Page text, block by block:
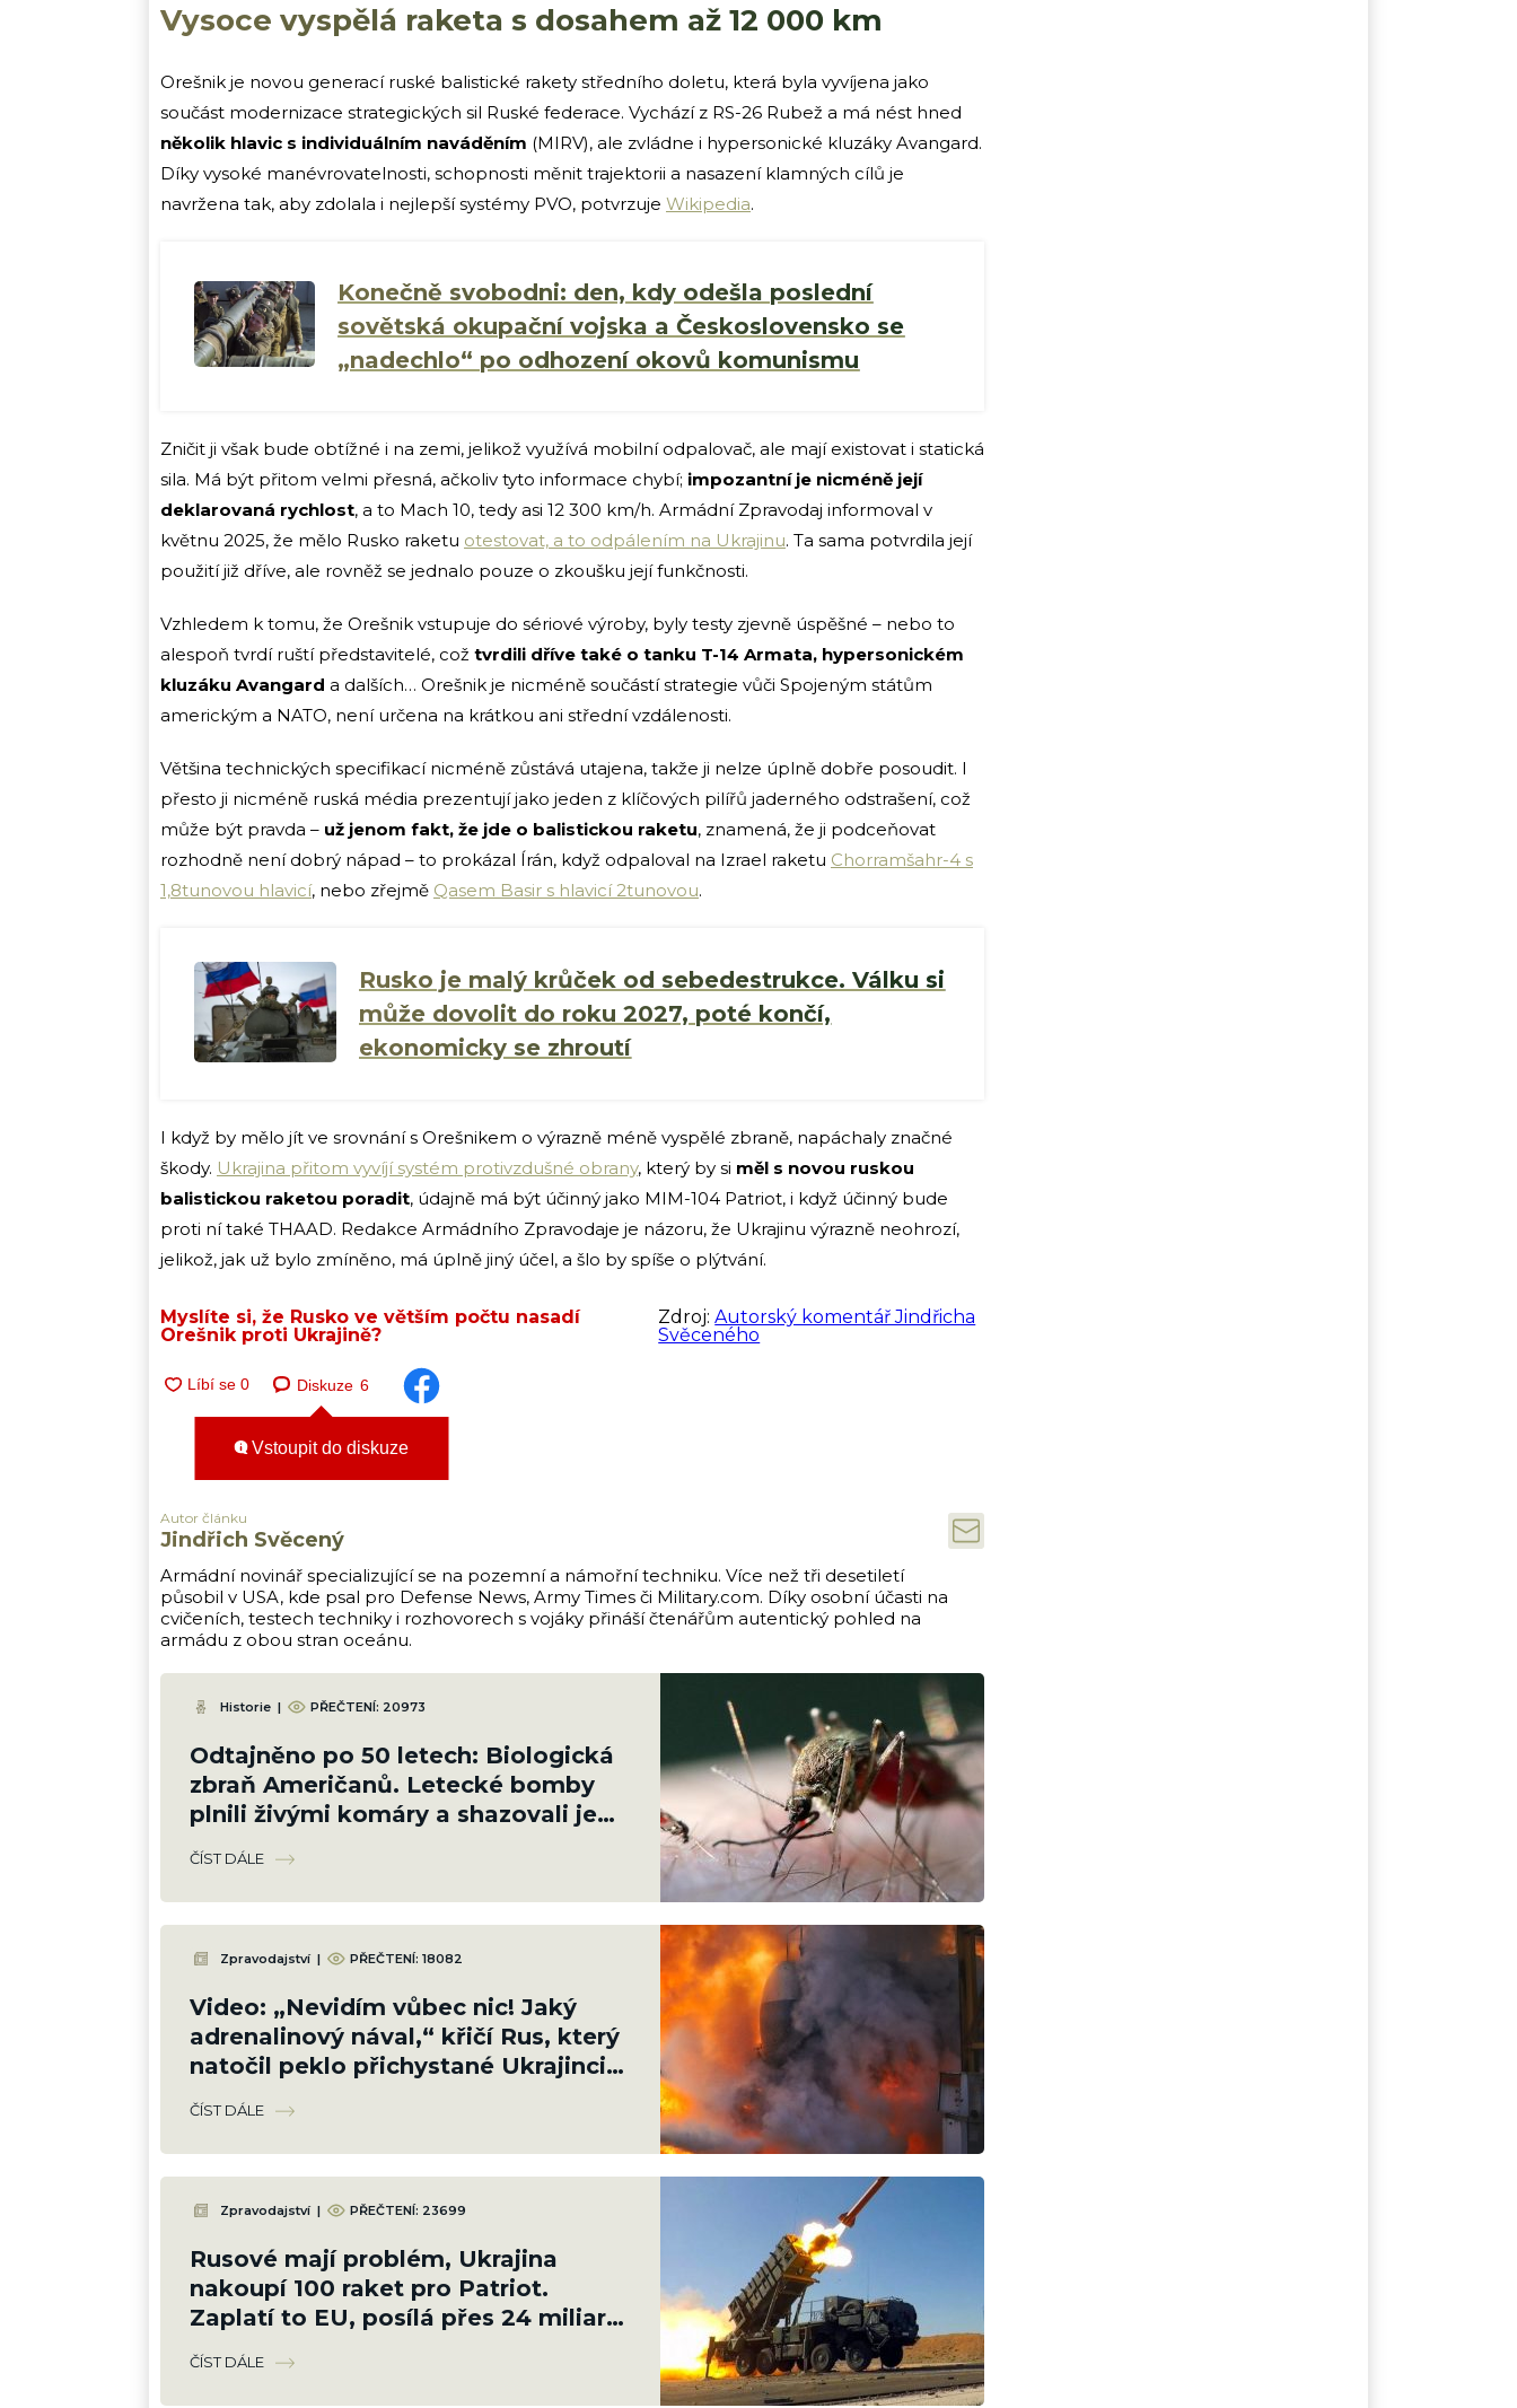
Vysoce vyspělá raketa s dosahem až 12 000 km
Orešnik je novou generací ruské balistické rakety středního doletu, která byla vyvíjena jako
součást modernizace strategických sil Ruské federace. Vychází z RS-26 Rubež a má nést hned
několik hlavic s individuálním naváděním (MIRV), ale zvládne i hypersonické kluzáky Avangard.
Díky vysoké manévrovatelnosti, schopnosti měnit trajektorii a nasazení klamných cílů je
navržena tak, aby zdolala i nejlepší systémy PVO, potvrzuje Wikipedia.
Konečně svobodni: den, kdy odešla poslední
sovětská okupační vojska a Československo se
„nadechlo“ po odhození okovů komunismu
Zničit ji však bude obtížné i na zemi, jelikož využívá mobilní odpalovač, ale mají existovat i statická
sila. Má být přitom velmi přesná, ačkoliv tyto informace chybí; impozantní je nicméně její
deklarovaná rychlost, a to Mach 10, tedy asi 12 300 km/h. Armádní Zpravodaj informoval v
květnu 2025, že mělo Rusko raketu otestovat, a to odpálením na Ukrajinu. Ta sama potvrdila její
použití již dříve, ale rovněž se jednalo pouze o zkoušku její funkčnosti.
Vzhledem k tomu, že Orešnik vstupuje do sériové výroby, byly testy zjevně úspěšné – nebo to
alespoň tvrdí ruští představitelé, což tvrdili dříve také o tanku T-14 Armata, hypersonickém
kluzáku Avangard a dalších… Orešnik je nicméně součástí strategie vůči Spojeným státům
americkým a NATO, není určena na krátkou ani střední vzdálenosti.
Většina technických specifikací nicméně zůstává utajena, takže ji nelze úplně dobře posoudit. I
přesto ji nicméně ruská média prezentují jako jeden z klíčových pilířů jaderného odstrašení, což
může být pravda – už jenom fakt, že jde o balistickou raketu, znamená, že ji podceňovat
rozhodně není dobrý nápad – to prokázal Írán, když odpaloval na Izrael raketu Chorramšahr-4 s
1,8tunovou hlavicí, nebo zřejmě Qasem Basir s hlavicí 2tunovou.
Rusko je malý krůček od sebedestrukce. Válku si
může dovolit do roku 2027, poté končí,
ekonomicky se zhroutí
I když by mělo jít ve srovnání s Orešnikem o výrazně méně vyspělé zbraně, napáchaly značné
škody. Ukrajina přitom vyvíjí systém protivzdušné obrany, který by si měl s novou ruskou
balistickou raketou poradit, údajně má být účinný jako MIM-104 Patriot, i když účinný bude
proti ní také THAAD. Redakce Armádního Zpravodaje je názoru, že Ukrajinu výrazně neohrozí,
jelikož, jak už bylo zmíněno, má úplně jiný účel, a šlo by spíše o plýtvání.
Myslíte si, že Rusko ve větším počtu nasadí
Orešnik proti Ukrajině?
Zdroj:Autorský komentář Jindřicha
Svěceného
Diskuze 6
Vstoupit do diskuze
Autor článku
Jindřich Svěcený
Armádní novinář specializující se na pozemní a námořní techniku. Více než tři desetiletí
působil v USA, kde psal pro Defense News, Army Times či Military.com. Díky osobní účasti na
cvičeních, testech techniky i rozhovorech s vojáky přináší čtenářům autentický pohled na
armádu z obou stran oceánu.
Historie | PŘEČTENÍ: 20973
Odtajněno po 50 letech: Biologická
zbraň Američanů. Letecké bomby
plnili živými komáry a shazovali je
na obydlené čtvrti
ČÍST DÁLE
Zpravodajství | PŘEČTENÍ: 18082
Video: „Nevidím vůbec nic! Jaký
adrenalinový nával,“ křičí Rus, který
natočil peklo přichystané Ukrajinci
cestou na Krym
ČÍST DÁLE
Zpravodajství | PŘEČTENÍ: 23699
Rusové mají problém, Ukrajina
nakoupí 100 raket pro Patriot.
Zaplatí to EU, posílá přes 24 miliard
Kč
ČÍST DÁLE